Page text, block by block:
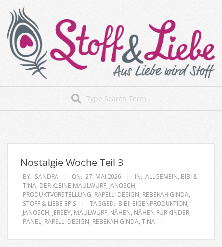
content
Stoff&Liebe
Menu
Nostalgie Woche Teil 3
BY: SANDRA ON: 27. MAI 2026 IN: ALLGEMEIN, BIBI &
TINA, DER KLEINE MAULWURF, JANOSCH,
PRODUKTVORSTELLUNG, RAPELLI DESIGN, REBEKAH GINDA,
STOFF & LIEBE EP'S
TAGGED: BIBI, EIGENPRODUKTION,
JANOSCH, JERSEY, MAULWURF, NÄHEN, NÄHEN FÜR KINDER,
PANEL, RAPELLI DESIGN, REBEKAH GINDA, TINA